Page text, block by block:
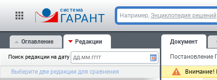
cистема
ГАРАНТ Например, Энциклопедия решений
Оглавление Редакции
Поиск редакции на дату
Выберите две редакции для сравнения
Документ
Внимание!
7
N